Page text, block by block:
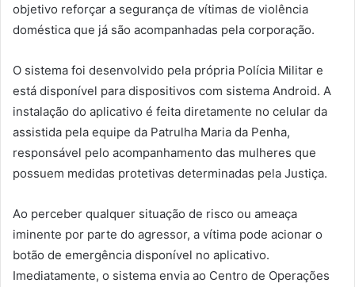
objetivo reforçar a segurança de vítimas de violência
doméstica que já são acompanhadas pela corporação.
O sistema foi desenvolvido pela própria Polícia Militar e
está disponível para dispositivos com sistema Android. A
instalação do aplicativo é feita diretamente no celular da
assistida pela equipe da Patrulha Maria da Penha,
responsável pelo acompanhamento das mulheres que
possuem medidas protetivas determinadas pela Justiça.
Ao perceber qualquer situação de risco ou ameaça
iminente por parte do agressor, a vítima pode acionar o
botão de emergência disponível no aplicativo.
Imediatamente, o sistema envia ao Centro de Operações